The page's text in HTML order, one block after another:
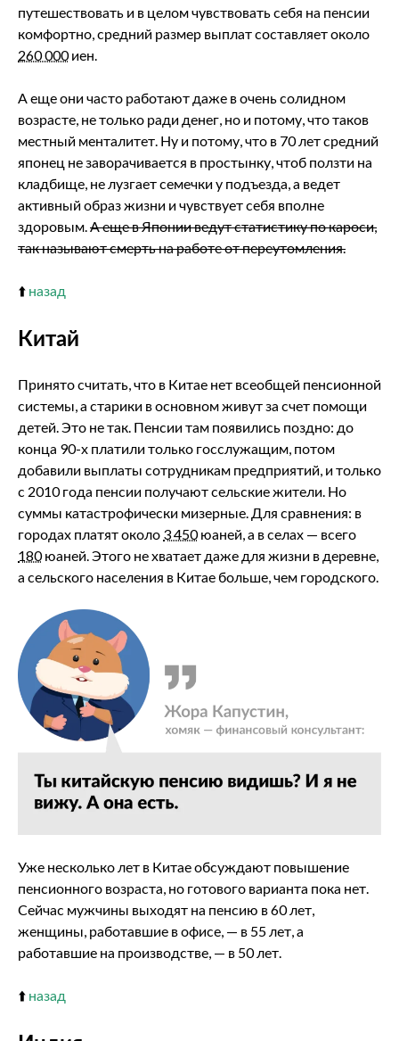
путешествовать и в целом чувствовать себя на пенсии
комфортно, средний размер выплат составляет около
260 000иен.
А еще они часто работают даже в очень солидном
возрасте, не только ради денег, но и потому, что таков
местный менталитет. Ну и потому, что в 70 лет средний
японец не заворачивается в простынку, чтоб ползти на
кладбище, не лузгает семечки у подъезда, а ведет
активный образ жизни и чувствует себя вполне
здоровым.А еще в Японии ведут статистику по кароси,
так называют смерть на работе от переутомления.
⬆️ назад
Китай
Принято считать, что в Китае нет всеобщей пенсионной
системы, а старики в основном живут за счет помощи
детей. Это не так. Пенсии там появились поздно: до
конца 90-х платили только госслужащим, потом
добавили выплаты сотрудникам предприятий, и только
с 2010 года пенсии получают сельские жители. Но
суммы катастрофически мизерные. Для сравнения: в
городах платят около 3 450юаней, а в селах — всего
180юаней. Этого не хватает даже для жизни в деревне,
а сельского населения в Китае больше, чем городского.
Уже несколько лет в Китае обсуждают повышение
пенсионного возраста, но готового варианта пока нет.
Сейчас мужчины выходят на пенсию в 60 лет,
женщины, работавшие в офисе, — в 55 лет, а
работавшие на производстве, — в 50 лет.
⬆️ назад